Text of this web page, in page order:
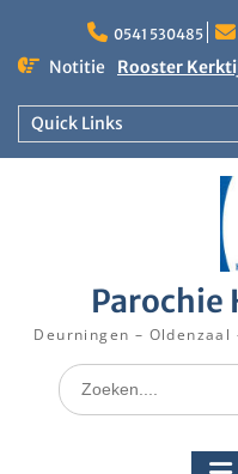
content
0541 530485
Notitie
Rooster
zondag 27
Denekamp
Quick Links
Parochie
Deurningen – Oldenzaal
Search
for: